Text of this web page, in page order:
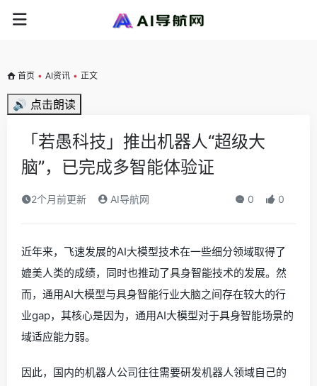
首页 • AI资讯 • 正文
🔊 点击朗读
「若愚科技」推出机器人“超级大
脑”，已完成多智能体验证
2个月前更新 AI导航网 0 0
近年来，飞速发展的AI大模型技术在一些细分领域取得了
媲美人类的成绩，同时也推动了具身智能技术的发展。然
而，通用AI大模型与具身智能行业大脑之间存在较大的行
业gap，其核心是因为，通用AI大模型对于具身智能场景的
域适应能力弱。
因此，国内的机器人公司往往需要研发机器人领域自己的